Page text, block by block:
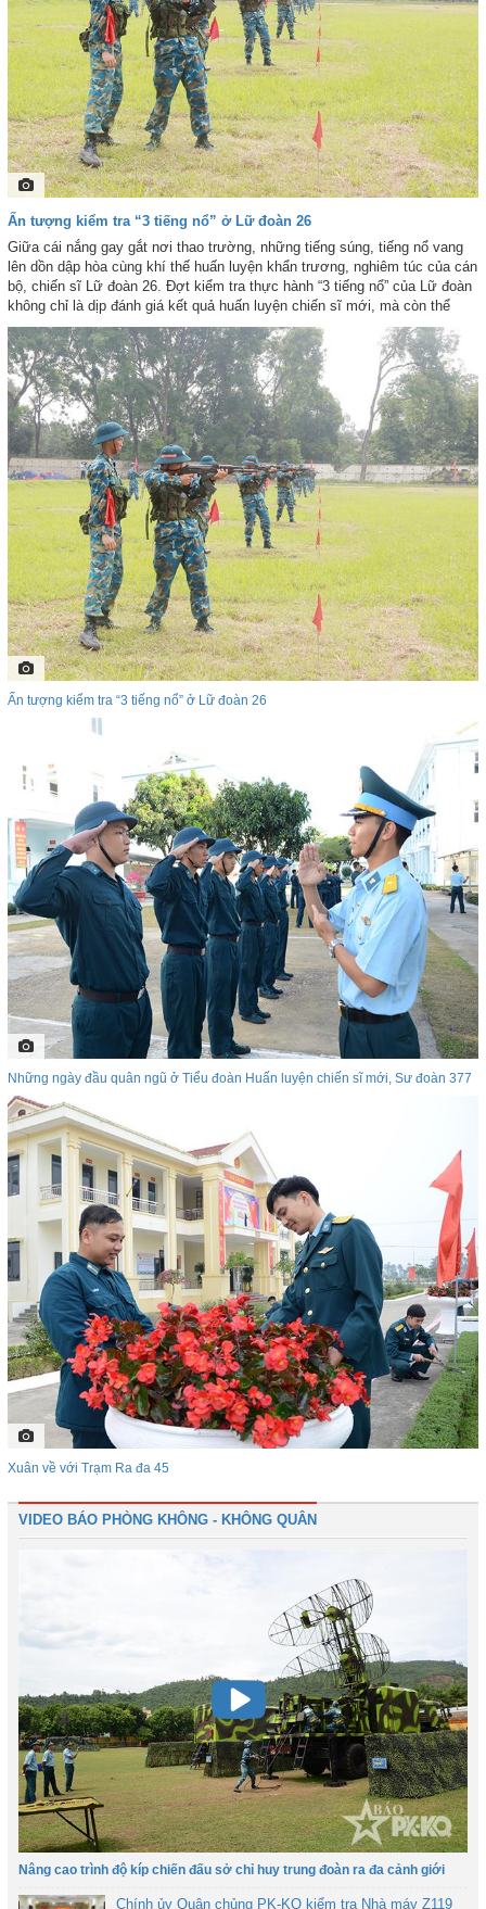
Ấn tượng kiểm tra “3 tiếng nổ” ở Lữ đoàn 26
Giữa cái nắng gay gắt nơi thao trường, những tiếng súng, tiếng nổ vang
lên dồn dập hòa cùng khí thế huấn luyện khẩn trương, nghiêm túc của cán
bộ, chiến sĩ Lữ đoàn 26. Đợt kiểm tra thực hành “3 tiếng nổ” của Lữ đoàn
không chỉ là dịp đánh giá kết quả huấn luyện chiến sĩ mới, mà còn thể
hiện bản lĩnh, tâm lý vững vàng và tinh thần quyết tâm hoàn thành nhiệm
vụ của chiến sĩ mới sau thời gian huấn luyện. Với sự chuẩn bị chu đáo, tổ
chức chặt chẽ cùng nhiều đổi mới trong công tác chỉ huy, điều hành và
ứng dụng công nghệ thông tin vào giám sát, kiểm tra, cuộc kiểm tra “3
tiếng nổ” của Lữ đoàn 26 đã diễn ra an toàn, nghiêm túc, đúng quy định.
Phóng viên Báo Phòng không-Không quân điện tử đã ghi lại những khoảnh
khắc chân thực, sinh động trên thao trường thực hành “3 tiếng nổ” của
chiến sĩ mới Lữ đoàn 26. Trân trọng giới thiệu cùng bạn đọc!
Ấn tượng kiểm tra “3 tiếng nổ” ở Lữ đoàn 26
Những ngày đầu quân ngũ ở Tiểu đoàn Huấn luyện chiến sĩ mới, Sư đoàn 377
Xuân về với Trạm Ra đa 45
VIDEO BÁO PHÒNG KHÔNG - KHÔNG QUÂN
Nâng cao trình độ kíp chiến đấu sở chỉ huy trung đoàn ra đa cảnh giới
Chính ủy Quân chủng PK-KQ kiểm tra Nhà máy Z119